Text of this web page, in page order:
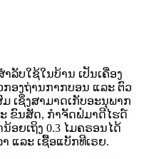
ຳລັບໃຊ້ໃນບ້ານ ເປັນເຄື່ອງ
ກອງຖ່ານກາກບອນ ແລະ ຕົວ
ເຊິ່ງສາມາດເກັບອະນຸພາກ
ຂົນສັດ, ກຳຈັດຟໍມາດີໄຮດ໌
ຍເຖິງ 0.3 ໄມຄຣອນໄດ້
າ ແລະ ເຊື້ອແບັກທີເຣຍ.